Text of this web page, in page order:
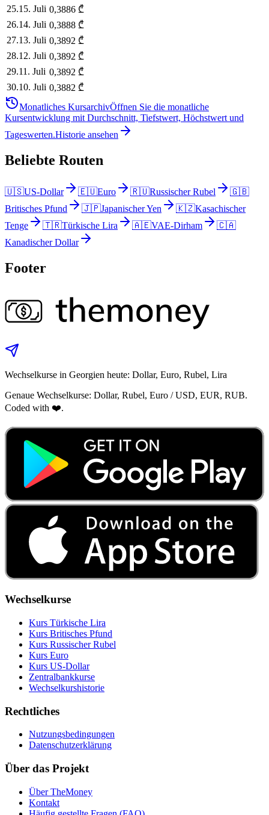
25.15. Juli 0,3886 ₾
26.14. Juli 0,3888 ₾
27.13. Juli 0,3892 ₾
28.12. Juli 0,3892 ₾
29.11. Juli 0,3892 ₾
30.10. Juli 0,3882 ₾
Monatliches KursarchivÖffnen Sie die monatliche
Kursentwicklung mit Durchschnitt, Tiefstwert, Höchstwert und
Tageswerten.Historie ansehen
Beliebte Routen
🇺🇸US-Dollar 🇪🇺Euro 🇷🇺Russischer Rubel
🇬🇧
Britisches Pfund
🇯🇵Japanischer Yen 🇰🇿Kasachischer
Tenge
🇹🇷Türkische Lira 🇦🇪VAE-Dirham
🇨🇦
Kanadischer Dollar
Footer
Wechselkurse in Georgien heute: Dollar, Euro, Rubel, Lira
Genaue Wechselkurse: Dollar, Rubel, Euro / USD, EUR, RUB.
Coded with ❤️.
Wechselkurse
Kurs Türkische Lira
Kurs Britisches Pfund
Kurs Russischer Rubel
Kurs Euro
Kurs US‑Dollar
Zentralbankkurse
Wechselkurshistorie
Rechtliches
Nutzungsbedingungen
Datenschutzerklärung
Über das Projekt
Über TheMoney
Kontakt